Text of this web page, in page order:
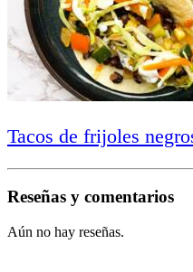
Tacos de frijoles
Reseñas y comentarios
Aún no hay reseñas.